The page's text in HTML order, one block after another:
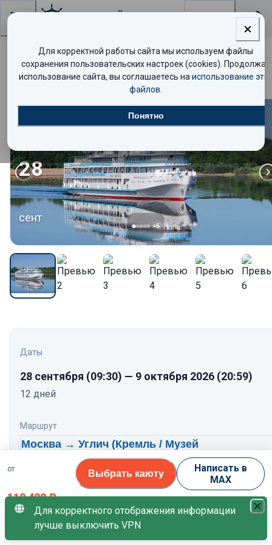
Буддийские мантры – огни Волгограда
+6
28
сент
Даты
28 сентября (09:30) — 9 октября 2026 (20:59)
12 дней
Маршрут
Москва → Углич (Кремль / Музей
гидроэнергетики) → Мышкин → Ярославль
(Толгский Монастырь / Ростов Великий) →
Городец → Нижний Новгород
кремль) → Чебоксары (Йошкар-Ола) →
Самара (Бункер Сталина / Этнопарк Дружба
народов) → Волгоград (Автобусный тур:
от
110 400₽
за 1 гостя
Выбрать каюту
Написать в
MAX
Для корректной работы сайта мы используем файлы
сохранения пользовательских настроек (cookies). Продолжая
использование сайта, вы соглашаетесь на использование
файлов
Понятно
Для корректного отображения информации
лучше выключить VPN